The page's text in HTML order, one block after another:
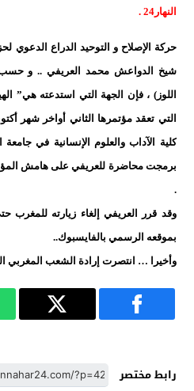
النهار24 .
حركة الإصلاح و التوحيد الدراع الدعوي
شيخ الدواعش محمد العريفي .. و حسب
اللوز) ، فإن الجهة التي استدعته هي”
التي تعقد مؤتمرها الثاني أواخر شهر
كلية الآداب والعلوم الإنسانية في
برمجت محاضرة للعريفي على هامش
.
وقد قرر العريفي إلغاء زيارته للمغرب
بموقعه الرسمي بالفايسبوك..
وأخيرا … انتصرت إرادة الشعب المغربي
رابط مختصر